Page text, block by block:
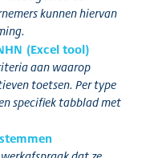
kunnen hiervan
(Excel tool)
aan waarop
toetsen. Per type
specifiek tabblad met